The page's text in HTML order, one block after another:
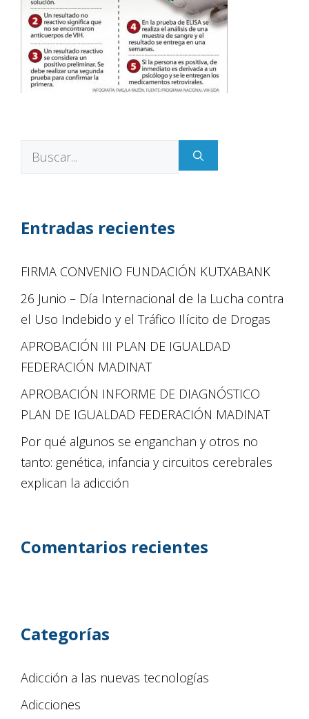
Entradas recientes
FIRMA CONVENIO FUNDACIÓN KUTXABANK
26 Junio – Día Internacional de la Lucha contra
el Uso Indebido y el Tráfico Ilícito de Drogas
APROBACIÓN III PLAN DE IGUALDAD
FEDERACIÓN MADINAT
APROBACIÓN INFORME DE DIAGNÓSTICO
PLAN DE IGUALDAD FEDERACIÓN MADINAT
Por qué algunos se enganchan y otros no
tanto: genética, infancia y circuitos cerebrales
explican la adicción
Comentarios recientes
Categorías
Adicción a las nuevas tecnologías
Adicciones